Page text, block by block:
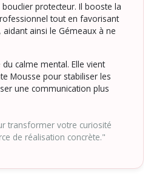
bouclier protecteur. Il booste la
tout en favorisant
ainsi le Gémeaux à ne
du calme mental. Elle vient
Mousse pour stabiliser les
une communication plus
transformer votre curiosité
de réalisation concrète."